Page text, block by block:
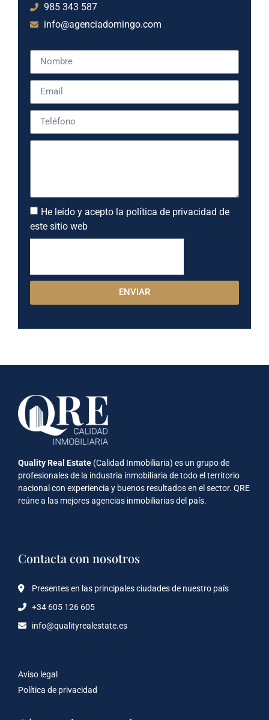
985 343 587
info@agenciadomingo.com
He leído y acepto la política de privacidad de
este sitio web
ENVIAR
Quality Real Estate (Calidad Inmobiliaria) es un grupo de
profesionales de la industria inmobiliaria de todo el territorio
nacional con experiencia y buenos resultados en el sector. QRE
reúne a las mejores agencias inmobiliarias del país.
Contacta con nosotros
Presentes en las principales ciudades de nuestro país
+34 605 126 605
info@qualityrealestate.es
Aviso legal
Política de privacidad